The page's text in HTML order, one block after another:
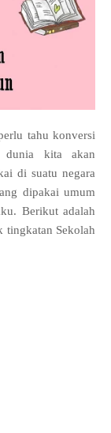
tahu konversi
dunia kita akan
di suatu negara
dipakai umum
Berikut adalah
tingkatan Sekolah